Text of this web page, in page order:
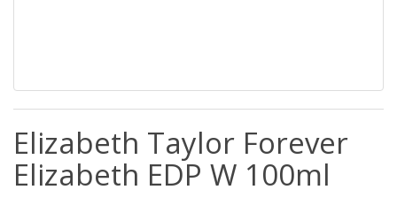
Elizabeth Taylor Forever
Elizabeth EDP W 100ml